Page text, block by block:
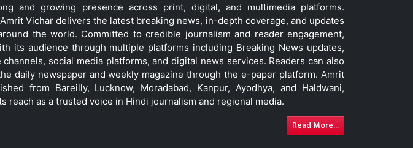
and growing presence across print, digital, and multimedia platforms.
Vichar delivers the latest breaking news, in-depth coverage, and updates
the world. Committed to credible journalism and reader engagement,
its audience through multiple platforms including Breaking News updates,
channels, social media platforms, and digital news services. Readers can also
daily newspaper and weekly magazine through the e-paper platform. Amrit
from Bareilly, Lucknow, Moradabad, Kanpur, Ayodhya, and Haldwani,
reach as a trusted voice in Hindi journalism and regional media.
Read More...